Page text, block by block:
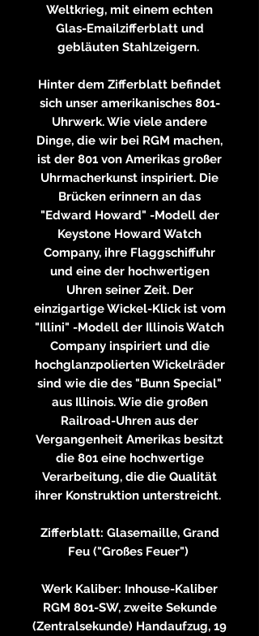
Weltkrieg, mit einem echten
Glas-Emailzifferblatt und
gebläuten Stahlzeigern.
Hinter dem Zifferblatt befindet
sich unser amerikanisches 801-
Uhrwerk. Wie viele andere
Dinge, die wir bei RGM machen,
ist der 801 von Amerikas großer
Uhrmacherkunst inspiriert. Die
Brücken erinnern an das
"Edward Howard" -Modell der
Keystone Howard Watch
Company, ihre Flaggschiffuhr
und eine der hochwertigen
Uhren seiner Zeit. Der
einzigartige Wickel-Klick ist vom
"Illini" -Modell der Illinois Watch
Company inspiriert und die
hochglanzpolierten Wickelräder
sind wie die des "Bunn Special"
aus Illinois. Wie die großen
Railroad-Uhren aus der
Vergangenheit Amerikas besitzt
die 801 eine hochwertige
Verarbeitung, die die Qualität
ihrer Konstruktion unterstreicht.
Zifferblatt: Glasemaille, Grand
Feu ("Großes Feuer")
Werk Kaliber: Inhouse-Kaliber
RGM 801-SW, zweite Sekunde
(Zentralsekunde) Handaufzug, 19